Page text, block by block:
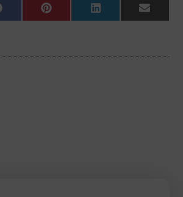
FacebookPinterestLinkedIn Email